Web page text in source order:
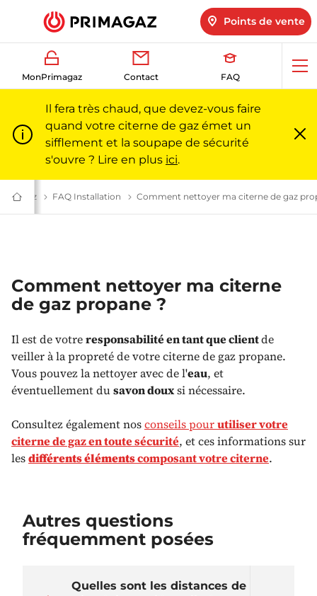
Points de vente
MonPrimagaz Contact FAQ
Il fera très chaud, que devez-vous faire
quand votre citerne de gaz émet un
sifflement et la soupape de sécurité
s'ouvre ? Lire en plus ici.
Du
gaz
Primagaz
vos questions sur le gaz l Primagaz
de gaz Tout savoir sur les citernes de gaz propane | Primagaz
FAQ Installation Tout savoir sur l'installation d'une citerne
Comment nettoyer ma citerne de gaz
Comment nettoyer ma citerne
de gaz propane ?
Il est de votreresponsabilité en tant que clientde
veiller à la propreté de votre citerne de gaz propane.
Vous pouvez la nettoyer avec de l'eau, et
éventuellement dusavon douxsi nécessaire.
Consultez également nosconseils pourutiliser votre
citerne de gaz en toute sécurité, et ces informations sur
lesdifférents élémentscomposant votre citerne.
Autres questions
fréquemment posées
Quelles sont les distances de